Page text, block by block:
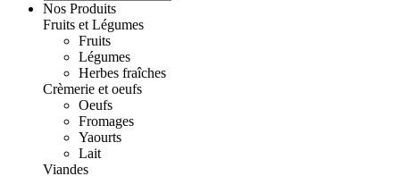
Nos Produits
Fruits et Légumes
Fruits
Légumes
Herbes fraîches
Crèmerie et oeufs
Oeufs
Fromages
Yaourts
Lait
Viandes